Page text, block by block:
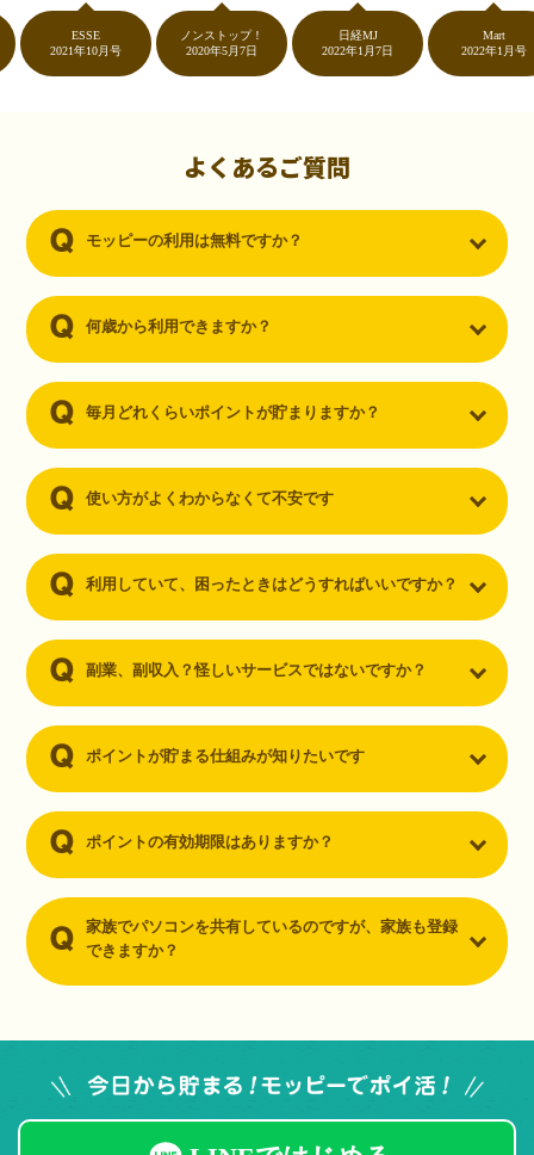
ントが貯まるなんて…もっと早く教えてほしかった～！貯まったポイ
ントはギフト券に交換して、プチ贅沢を楽しんでます♪
（30代・男性）
ーを知りました。クレジットカードを発行するだけでポイントが貯ま
るならと無料登録して、クレジットカードの発行やアプリダウンロー
2021年10月号
ノンストップ！
2020年5月7日
日経MJ
2022年1月7日
2022年1月号
よくあるご質問
モッピーの利用は無料ですか？
何歳から利用できますか？
毎月どれくらいポイントが貯まりますか？
使い方がよくわからなくて不安です
利用していて、困ったときはどうすればいいですか？
副業、副収入？怪しいサービスではないですか？
ポイントが貯まる仕組みが知りたいです
ポイントの有効期限はありますか？
家族でパソコンを共有しているのですが、家族も登録
できますか？